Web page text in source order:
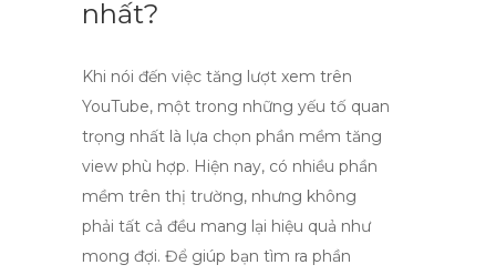
nhất?
Khi nói đến việc tăng lượt xem trên
YouTube, một trong những yếu tố quan
trọng nhất là lựa chọn phần mềm tăng
view phù hợp. Hiện nay, có nhiều phần
mềm trên thị trường, nhưng không
phải tất cả đều mang lại hiệu quả như
mong đợi. Để giúp bạn tìm ra phần